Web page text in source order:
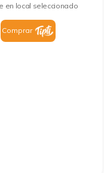
en local seleccionado
Comprar